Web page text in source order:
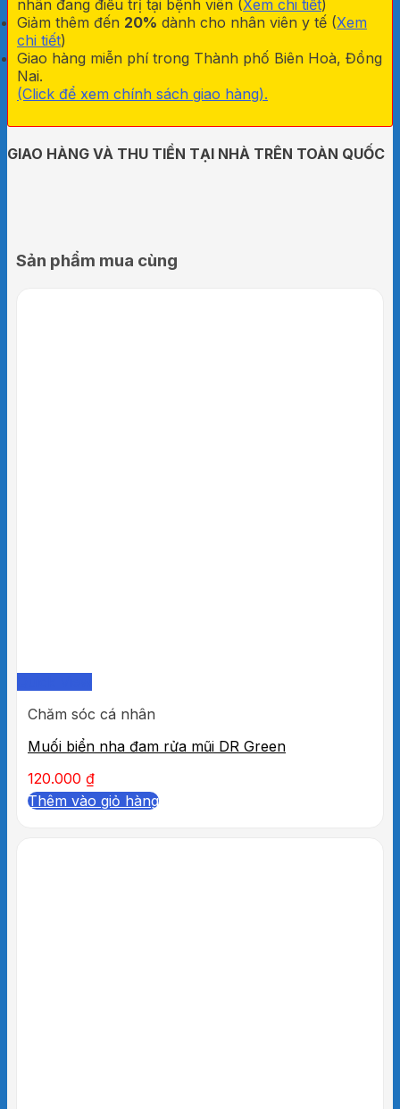
nhân đang điều trị tại bệnh viên (Xem chi tiết)
Giảm thêm đến 20% dành cho nhân viên y tế (Xem
chi tiết)
Giao hàng miễn phí trong Thành phố Biên Hoà, Đồng
Nai.
(Click để xem chính sách giao hàng).
GIAO HÀNG VÀ THU TIỀN TẠI NHÀ TRÊN TOÀN QUỐC
Sản phẩm mua cùng
Chăm sóc cá nhân
Muối biển nha đam rửa mũi DR Green
120.000 ₫
Thêm vào giỏ hàng